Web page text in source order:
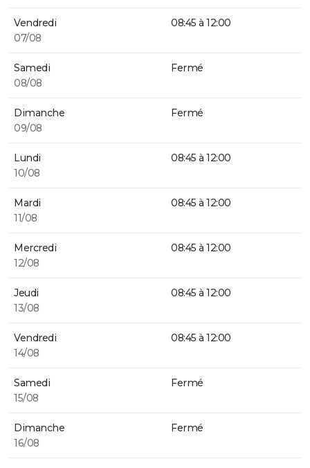
Vendredi
07/08
08:45 à 12:00
Samedi
08/08
Fermé
Dimanche
09/08
Fermé
Lundi
10/08
08:45 à 12:00
Mardi
11/08
08:45 à 12:00
Mercredi
12/08
08:45 à 12:00
Jeudi
13/08
08:45 à 12:00
Vendredi
14/08
08:45 à 12:00
Samedi
15/08
Fermé
Dimanche
16/08
Fermé